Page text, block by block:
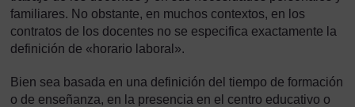
familiares. No obstante, en muchos contextos, en los
contratos de los docentes no se especifica exactamente la
definición de «horario laboral».
Bien sea basada en una definición del tiempo de formación
o de enseñanza, en la presencia en el centro educativo o